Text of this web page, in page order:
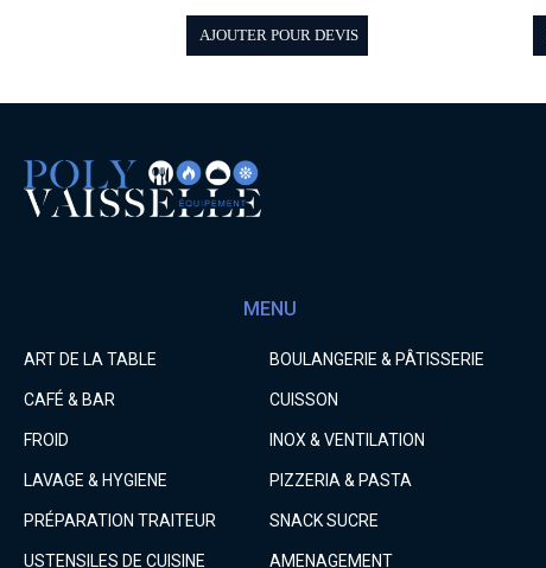
AJOUTER POUR DEVIS
MENU
ART DE LA TABLE BOULANGERIE & PÂTISSERIE
CAFÉ & BAR CUISSON
FROID INOX & VENTILATION
LAVAGE & HYGIENE PIZZERIA & PASTA
PRÉPARATION TRAITEUR SNACK SUCRE
USTENSILES DE CUISINE AMENAGEMENT